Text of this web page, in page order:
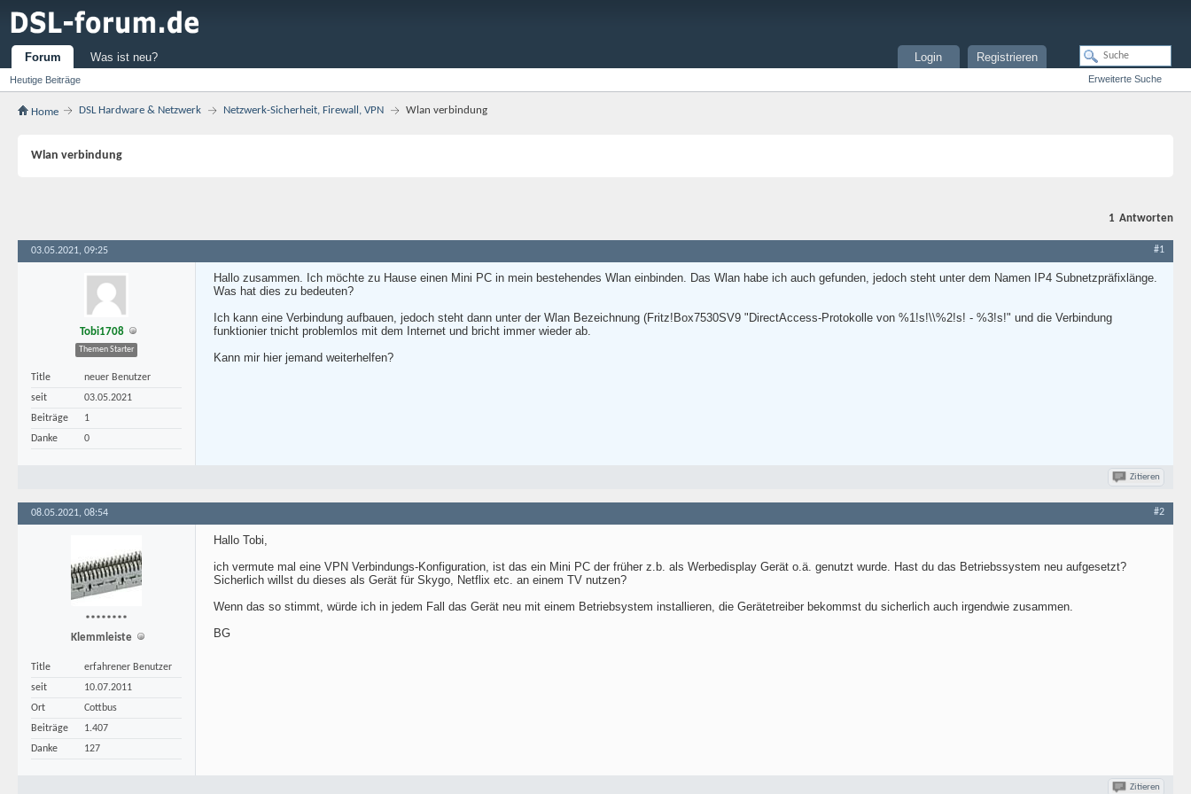
Forum
Heutige Beiträge
Was ist neu? Registrieren
Login
Erweiterte Suche
Home DSL Hardware & Netzwerk Netzwerk-Sicherheit, Firewall, VPN Wlan verbindung
Wlan verbindung
1 Antworten
03.05.2021, 09:25 #1
Tobi1708
Themen Starter
Title
neuer Benutzer
seit
03.05.2021
Beiträge
1
Danke
0
Hallo zusammen. Ich möchte zu Hause einen Mini PC in mein bestehendes Wlan einbinden. Das Wlan habe ich auch gefunden, jedoch steht unter dem Namen IP4 Subnetzpräfixlänge.
Was hat dies zu bedeuten?
Ich kann eine Verbindung aufbauen, jedoch steht dann unter der Wlan Bezeichnung (Fritz!Box7530SV9 "DirectAccess-Protokolle von %1!s!\\%2!s! - %3!s!" und die Verbindung
funktionier tnicht problemlos mit dem Internet und bricht immer wieder ab.
Kann mir hier jemand weiterhelfen?
Zitieren
08.05.2021, 08:54 #2
********
Klemmleiste
Title
erfahrener Benutzer
seit
10.07.2011
Ort
Cottbus
Beiträge
1.407
Danke
127
Hallo Tobi,
ich vermute mal eine VPN Verbindungs-Konfiguration, ist das ein Mini PC der früher z.b. als Werbedisplay Gerät o.ä. genutzt wurde. Hast du das Betriebssystem neu aufgesetzt?
Sicherlich willst du dieses als Gerät für Skygo, Netflix etc. an einem TV nutzen?
Wenn das so stimmt, würde ich in jedem Fall das Gerät neu mit einem Betriebsystem installieren, die Gerätetreiber bekommst du sicherlich auch irgendwie zusammen.
BG
Zitieren